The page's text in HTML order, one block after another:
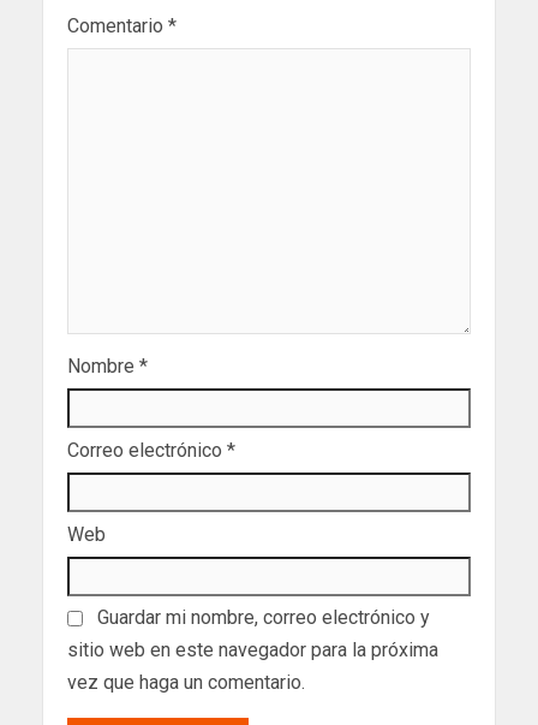
Comentario *
Nombre *
Correo electrónico *
Web
Guardar mi nombre, correo electrónico y
sitio web en este navegador para la próxima
vez que haga un comentario.